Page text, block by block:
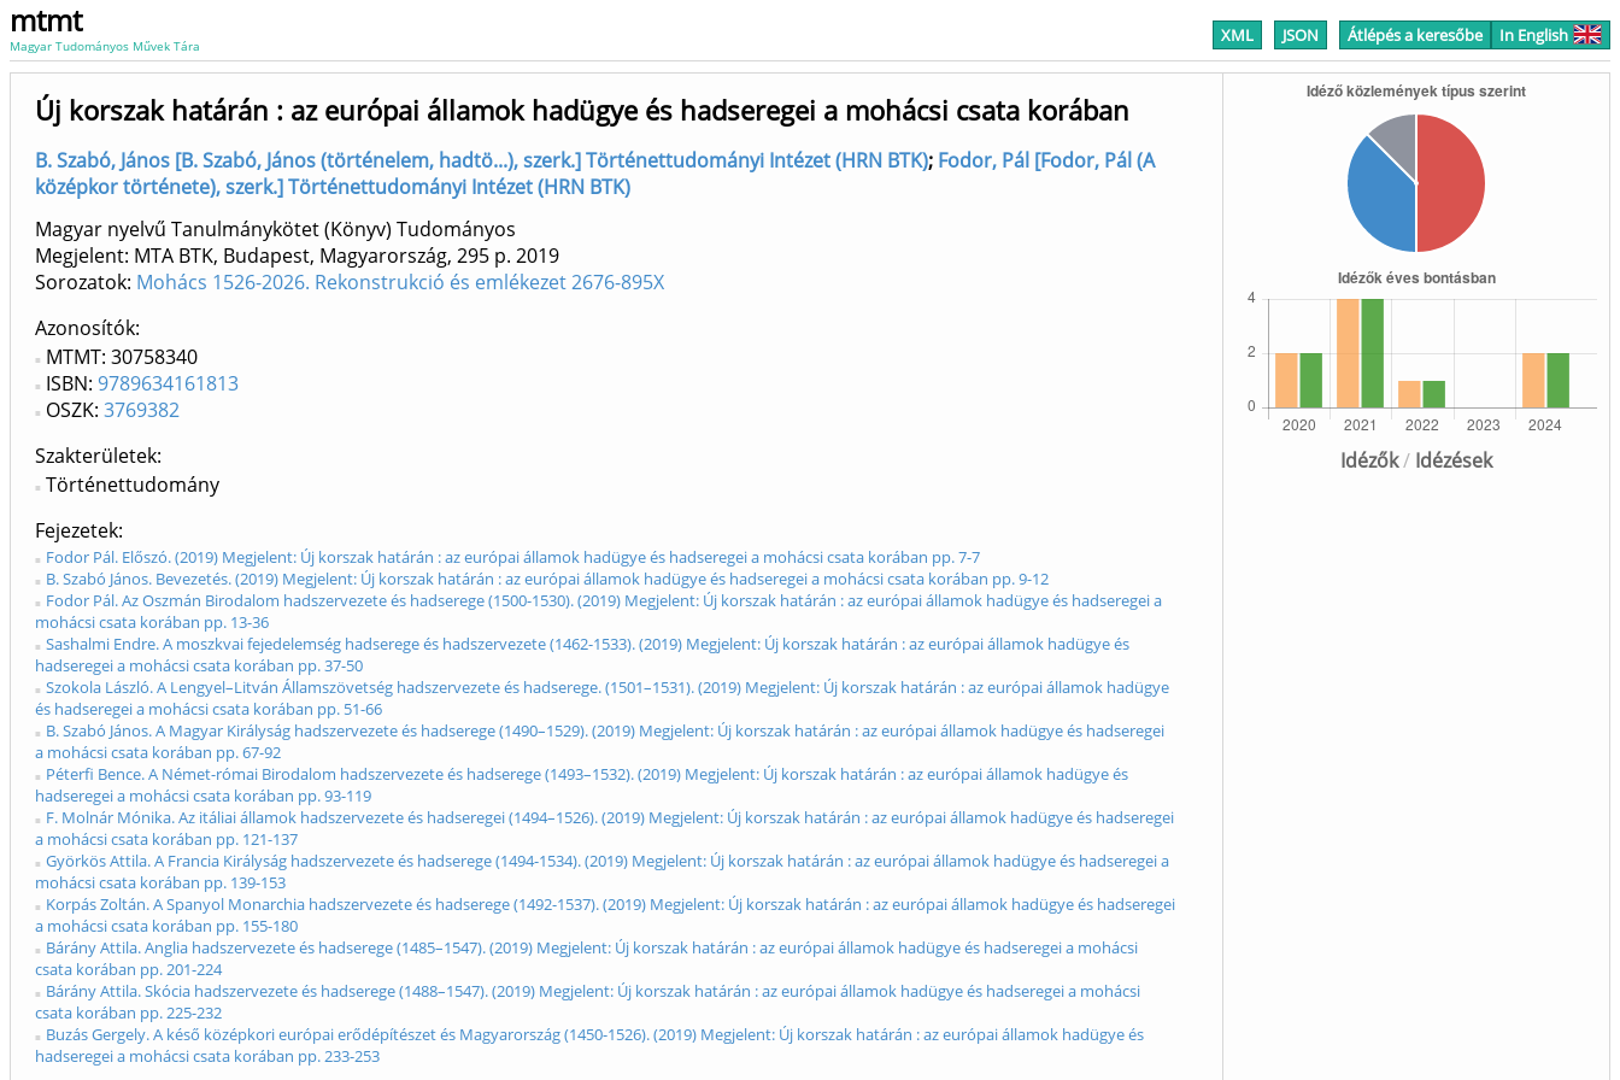
mtmt
Magyar Tudományos Művek Tára XML JSON Átlépés a keresőbe In English
Idézők/ Idézések
Új korszak határán : az európai államok hadügye és hadseregei a mohácsi csata korában
B. Szabó, János [B. Szabó, János (történelem, hadtö...), szerk.] Történettudományi Intézet (HRN BTK); Fodor, Pál [Fodor, Pál (A
középkor története), szerk.] Történettudományi Intézet (HRN BTK)
Magyar nyelvű Tanulmánykötet (Könyv) Tudományos
Megjelent: MTA BTK, Budapest, Magyarország, 295 p. 2019
Sorozatok: Mohács 1526-2026. Rekonstrukció és emlékezet 2676-895X
Azonosítók
MTMT: 30758340
ISBN: 9789634161813
OSZK: 3769382
Szakterületek:
Történettudomány
Fejezetek
Fodor Pál. Előszó. (2019) Megjelent: Új korszak határán : az európai államok hadügye és hadseregei a mohácsi csata korában pp. 7-7
B. Szabó János. Bevezetés. (2019) Megjelent: Új korszak határán : az európai államok hadügye és hadseregei a mohácsi csata korában pp. 9-12
Fodor Pál. Az Oszmán Birodalom hadszervezete és hadserege (1500-1530). (2019) Megjelent: Új korszak határán : az európai államok hadügye és hadseregei a
mohácsi csata korában pp. 13-36
Sashalmi Endre. A moszkvai fejedelemség hadserege és hadszervezete (1462-1533). (2019) Megjelent: Új korszak határán : az európai államok hadügye és
hadseregei a mohácsi csata korában pp. 37-50
Szokola László. A Lengyel–Litván Államszövetség hadszervezete és hadserege. (1501–1531). (2019) Megjelent: Új korszak határán : az európai államok hadügye
és hadseregei a mohácsi csata korában pp. 51-66
B. Szabó János. A Magyar Királyság hadszervezete és hadserege (1490–1529). (2019) Megjelent: Új korszak határán : az európai államok hadügye és hadseregei
a mohácsi csata korában pp. 67-92
Péterfi Bence. A Német-római Birodalom hadszervezete és hadserege (1493–1532). (2019) Megjelent: Új korszak határán : az európai államok hadügye és
hadseregei a mohácsi csata korában pp. 93-119
F. Molnár Mónika. Az itáliai államok hadszervezete és hadseregei (1494–1526). (2019) Megjelent: Új korszak határán : az európai államok hadügye és hadseregei
a mohácsi csata korában pp. 121-137
Györkös Attila. A Francia Királyság hadszervezete és hadserege (1494-1534). (2019) Megjelent: Új korszak határán : az európai államok hadügye és hadseregei a
mohácsi csata korában pp. 139-153
Korpás Zoltán. A Spanyol Monarchia hadszervezete és hadserege (1492-1537). (2019) Megjelent: Új korszak határán : az európai államok hadügye és hadseregei
a mohácsi csata korában pp. 155-180
Bárány Attila. Anglia hadszervezete és hadserege (1485–1547). (2019) Megjelent: Új korszak határán : az európai államok hadügye és hadseregei a mohácsi
csata korában pp. 201-224
Bárány Attila. Skócia hadszervezete és hadserege (1488–1547). (2019) Megjelent: Új korszak határán : az európai államok hadügye és hadseregei a mohácsi
csata korában pp. 225-232
Buzás Gergely. A késő középkori európai erődépítészet és Magyarország (1450-1526). (2019) Megjelent: Új korszak határán : az európai államok hadügye és
hadseregei a mohácsi csata korában pp. 233-253